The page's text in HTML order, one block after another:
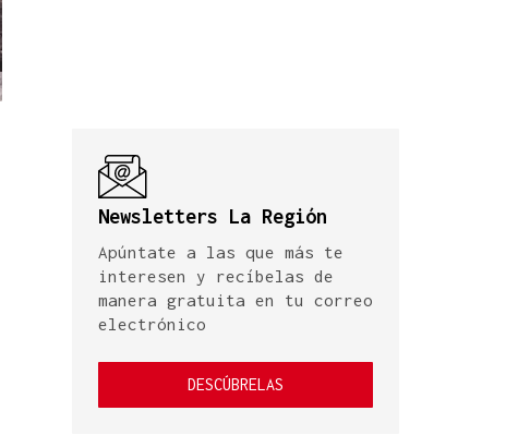
Newsletters La Región
Apúntate a las que más te
interesen y recíbelas de
manera gratuita en tu correo
electrónico
DESCÚBRELAS